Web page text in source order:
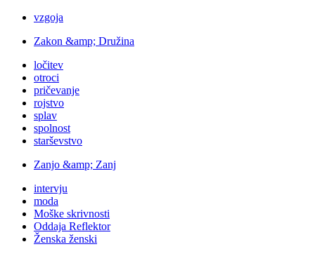
vzgoja
Zakon &amp; Družina
ločitev
otroci
pričevanje
rojstvo
splav
spolnost
starševstvo
Zanjo &amp; Zanj
intervju
moda
Moške skrivnosti
Oddaja Reflektor
Ženska ženski